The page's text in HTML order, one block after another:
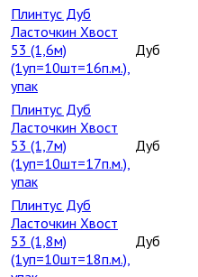
Плинтус Дуб
Ласточкин Хвост
53 (1,6м)
(1уп=10шт=16п.м.),
упак
Дуб
Плинтус Дуб
Ласточкин Хвост
53 (1,7м)
(1уп=10шт=17п.м.),
упак
Дуб
Плинтус Дуб
Ласточкин Хвост
53 (1,8м)
(1уп=10шт=18п.м.),
Дуб